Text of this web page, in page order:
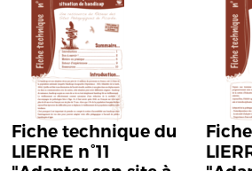
Fiche technique du
LIERRE n°11